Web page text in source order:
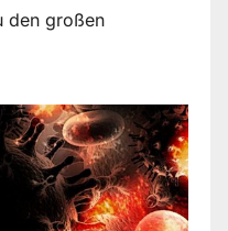
den großen